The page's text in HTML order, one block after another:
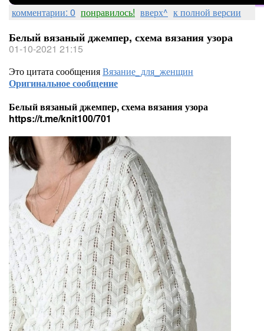
комментарии: 0 понравилось! вверх^ к полной версии
Белый вязаный джемпер, схема вязания узора
01-10-2021 21:15
Это цитата сообщенияВязание_для_женщин
Оригинальное сообщение
Белый вязаный джемпер, схема вязания узора
https://t.me/knit100/701